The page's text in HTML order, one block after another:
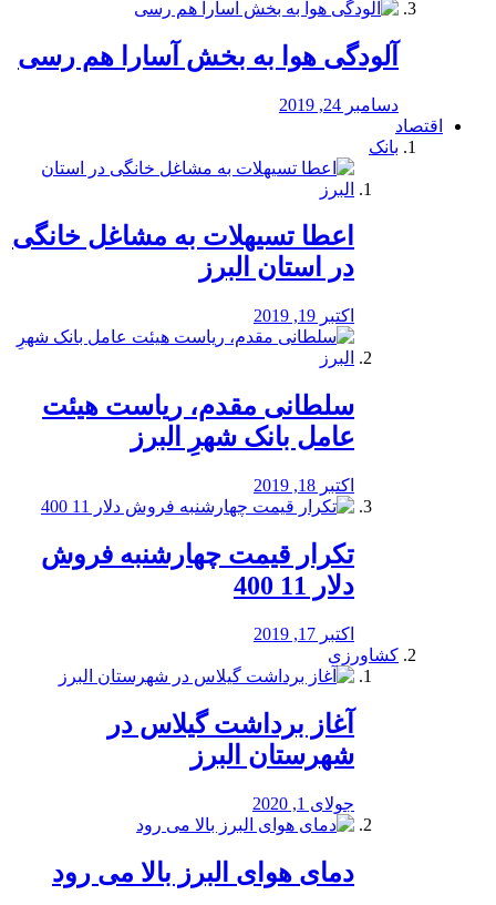
آلودگی هوا به بخش آسارا هم رسی
دسامبر 24, 2019
اقتصاد
بانک
️اعطا تسیهلات به مشاغل خانگی
در استان البرز
اکتبر 19, 2019
سلطانی مقدم، ریاست هیئت
عامل بانک شهرِ البرز
اکتبر 18, 2019
تکرار قیمت چهارشنبه فروش
دلار 11 400
اکتبر 17, 2019
کشاورزی
آغاز برداشت گیلاس در
شهرستان البرز
جولای 1, 2020
دمای هوای البرز بالا می رود